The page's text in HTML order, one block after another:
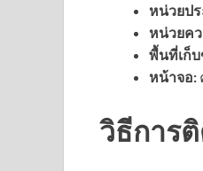
หน่วยป
หน่วยคว
พื้นที่เก็
หน้าจอ:
วิธีการ